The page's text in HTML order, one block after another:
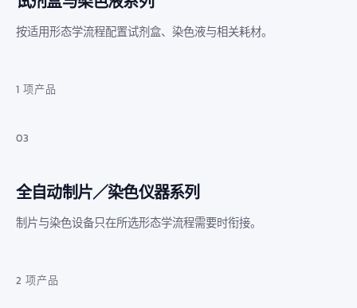
按适用形态学流程配置试剂盒、染色液与相关耗材。
1 项产品
03
全自动制片／染色仪器系列
制片与染色设备只在所选形态学流程需要时衔接。
2 项产品